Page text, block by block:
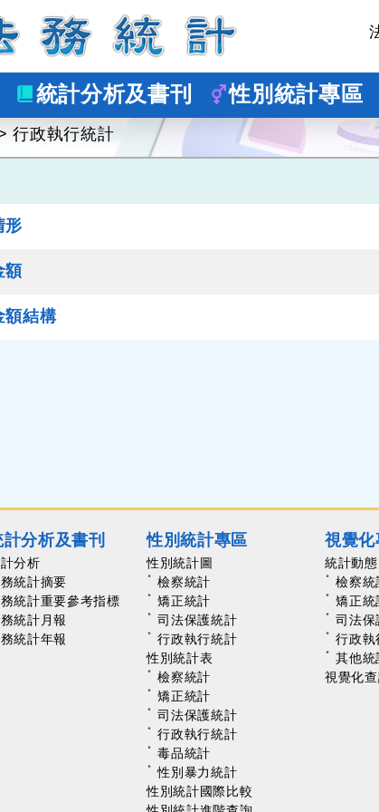
統計分析及書刊 性別統計專區
行政執行統計
形
額
額結構
計分析及書刊
分析
統計摘要
統計重要參考指標
統計月報
統計年報
性別統計專區
性別統計圖
檢察統計
矯正統計
司法保護統計
行政執行統計
性別統計表
檢察統計
矯正統計
司法保護統計
行政執行統計
毒品統計
性別暴力統計
性別統計國際比較
視覺化
統計動
檢察統
矯正統
司法保
行政執
其他統
視覺化